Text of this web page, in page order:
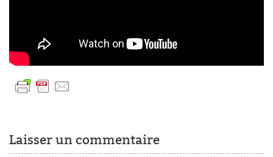
Laisser un commentaire